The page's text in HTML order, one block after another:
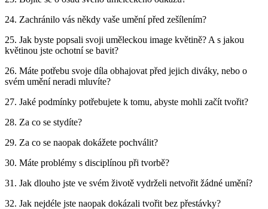
24. Zachránilo vás někdy vaše umění před zešílením?
25. Jak byste popsali svoji uměleckou image květině? A s jakou
květinou jste ochotní se bavit?
26. Máte potřebu svoje díla obhajovat před jejich diváky, nebo o
svém umění neradi mluvíte?
27. Jaké podmínky potřebujete k tomu, abyste mohli začít tvořit?
28. Za co se stydíte?
29. Za co se naopak dokážete pochválit?
30. Máte problémy s disciplínou při tvorbě?
31. Jak dlouho jste ve svém životě vydrželi netvořit žádné umění?
32. Jak nejdéle jste naopak dokázali tvořit bez přestávky?